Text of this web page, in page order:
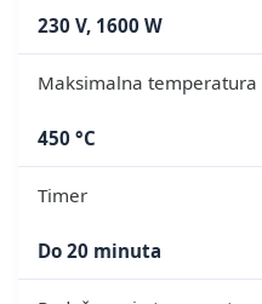
230 V, 1600 W
Maksimalna temperatura
450 °C
Timer
Do 20 minuta